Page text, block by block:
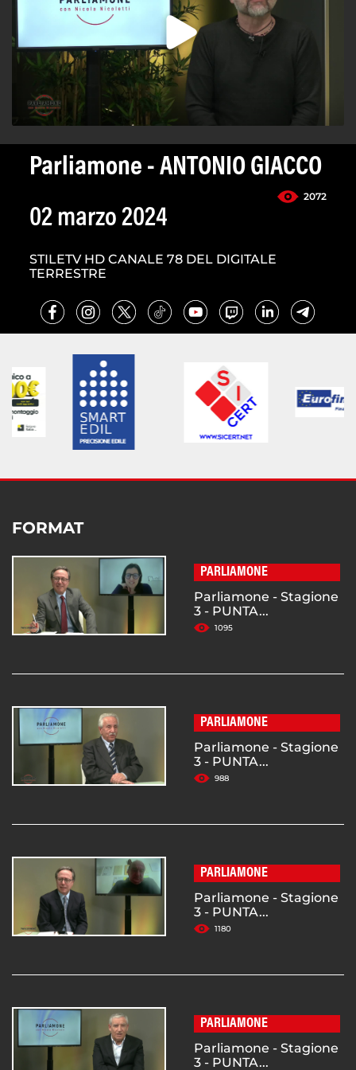
Parliamone - ANTONIO GIACCO
2072
02 marzo 2024
STILETV HD CANALE 78 DEL DIGITALE
TERRESTRE
FORMAT
PARLIAMONE
Parliamone - Stagione
3 - PUNTA...
1095
PARLIAMONE
Parliamone - Stagione
3 - PUNTA...
988
PARLIAMONE
Parliamone - Stagione
3 - PUNTA...
1180
PARLIAMONE
Parliamone - Stagione
3 - PUNTA...